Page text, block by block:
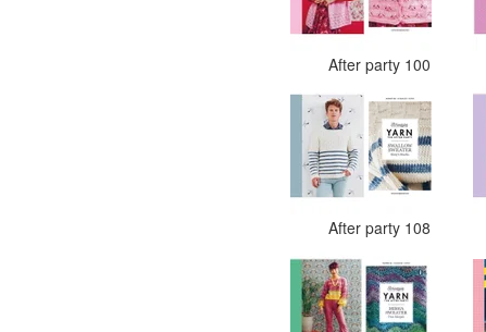
After party 100
After party 108